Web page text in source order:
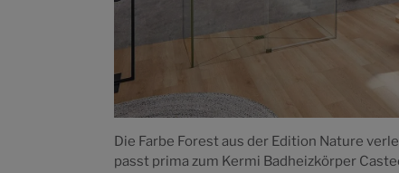
Die Farbe Forest aus der Edition Nature
passt prima zum Kermi Badheizkörper